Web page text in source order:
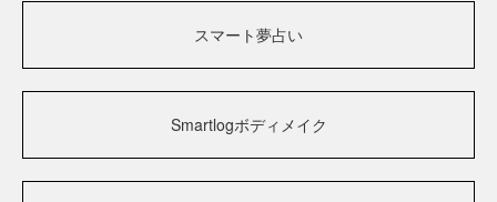
スマート夢占い
Smartlogボディメイク